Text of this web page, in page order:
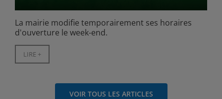
La mairie modifie temporairement ses horaires
d'ouverture le week-end.
LIRE +
VOIR TOUS LES ARTICLES